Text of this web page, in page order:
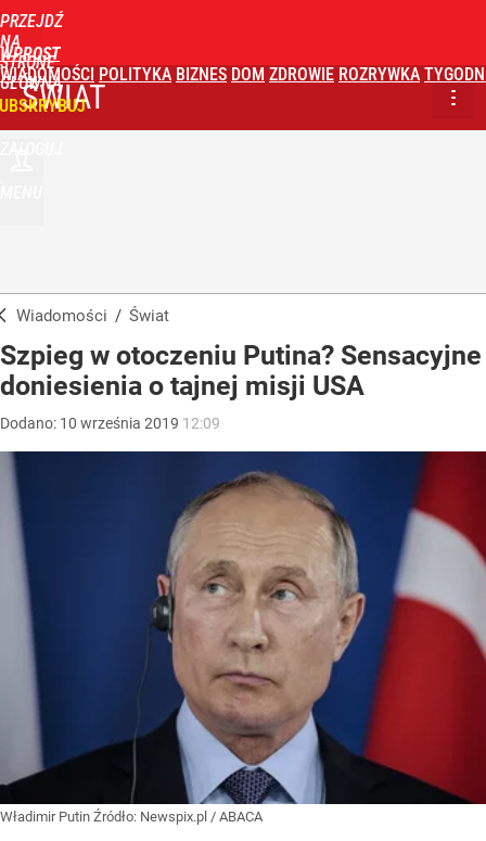
PRZEJDŹ
NA
STRONĘ
GŁÓWNĄ
WPROST
WIADOMOŚCI POLITYKA BIZNES DOM ZDROWIE ROZRYWKA
ŚWIAT
Wiadomości / Świat
Szpieg w otoczeniu Putina? Sensacyjne
doniesienia o tajnej misji USA
Dodano: 10 września 2019 12:09
Władimir Putin Źródło: Newspix.pl / ABACA